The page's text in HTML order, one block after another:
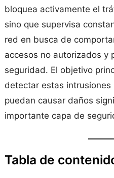
bloquea activamente el
sino que supervisa
red en busca de
accesos no autorizados y
seguridad. El objetivo
detectar estas
puedan causar daños
importante capa de
Tabla de